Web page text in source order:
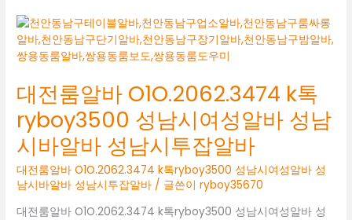
대전룸알바 O1O.2062.3474 k톡
ryboy3500 성남시여성알바 성남
시바알바 성남시투잡알바
대전룸알바 O1O.2062.3474 k톡ryboy3500 성남시여성알바 성
남시바알바 성남시투잡알바 / 글쓴이ryboy35670
대전룸알바 O1O.2062.3474 k톡ryboy3500 성남시여성알바 성